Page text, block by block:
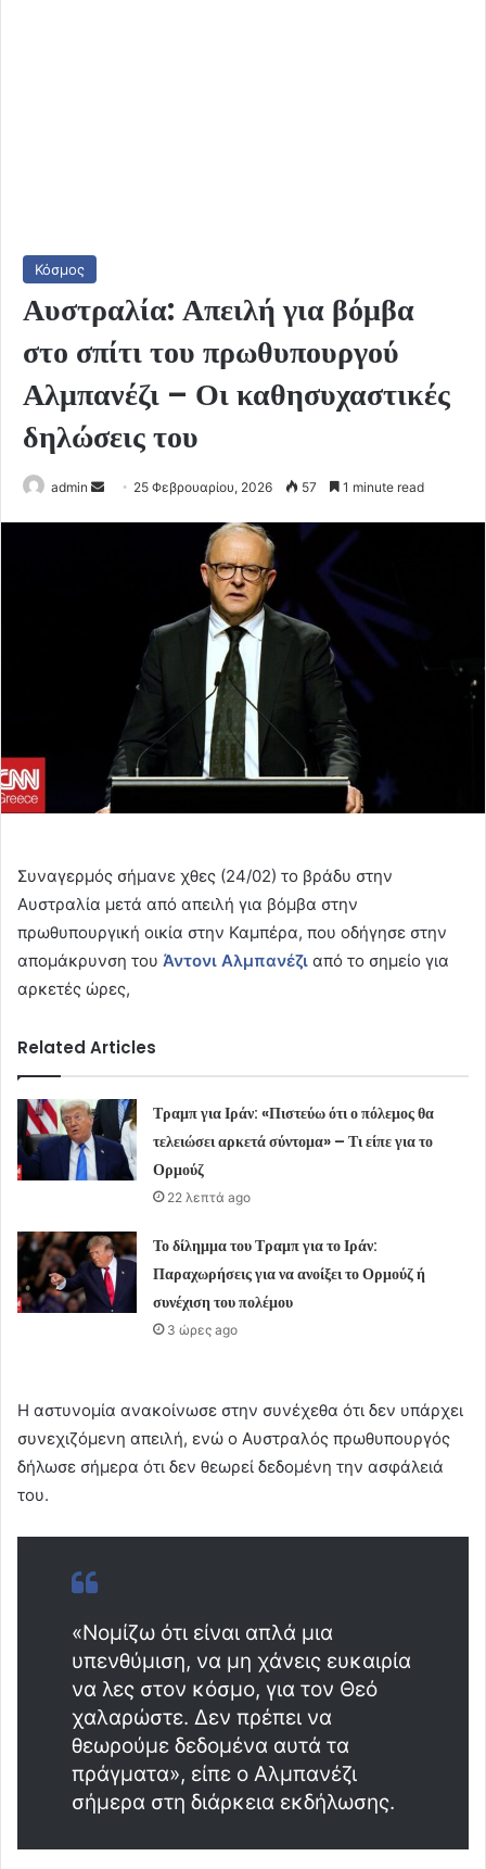
Κόσμος
Αυστραλία: Απειλή για βόμβα
στο σπίτι του πρωθυπουργού
Αλμπανέζι – Οι καθησυχαστικές
δηλώσεις του
admin
Send 25 Φεβρουαρίου, 2026 57 1 minute read
Συναγερμός σήμανε χθες (24/02) το βράδυ στην
Αυστραλία μετά από απειλή για βόμβα στην
πρωθυπουργική οικία στην Καμπέρα, που οδήγησε στην
απομάκρυνση του Άντονι Αλμπανέζι από το σημείο για
αρκετές ώρες,
Related Articles
Τραμπ για Ιράν: «Πιστεύω ότι ο πόλεμος θα
τελειώσει αρκετά σύντομα» – Τι είπε για το
Ορμούζ
22 λεπτά ago
Το δίλημμα του Τραμπ για το Ιράν:
Παραχωρήσεις για να ανοίξει το Ορμούζ ή
συνέχιση του πολέμου
3 ώρες ago
Η αστυνομία ανακοίνωσε στην συνέχεθα ότι δεν υπάρχει
συνεχιζόμενη απειλή, ενώ ο Αυστραλός πρωθυπουργός
δήλωσε σήμερα ότι δεν θεωρεί δεδομένη την ασφάλειά
του.
«Νομίζω ότι είναι απλά μια
υπενθύμιση, να μη χάνεις ευκαιρία
να λες στον κόσμο, για τον Θεό
χαλαρώστε. Δεν πρέπει να
θεωρούμε δεδομένα αυτά τα
πράγματα», είπε ο Αλμπανέζι
σήμερα στη διάρκεια εκδήλωσης.